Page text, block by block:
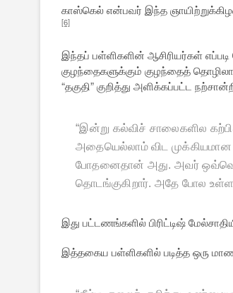
காஸ்கெல் என்பவர் இந்த
[6]
இந்தப் பள்ளிகளின் ஆசிரியர்கள்
குழந்தைகளுக்கும் குழந்தைத்
“தகுதி” குறித்து அளிக்கப்பட்ட
“இன்று கல்விச் சாலைகளில
அதையெல்லாம் விட முக்கியமான
போதனைதான் அது. அவர்
தொடங்குகிறார். அதே போல
இது பட்டணங்களில் பிரிட்டிஷ்
இத்தகைய பள்ளிகளில் படித்த ஒரு